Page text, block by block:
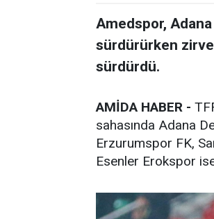
Amedspor,
sürdürürken zirve
sürdürdü.
AMİDA HABER -
sahasında Adana
Erzurumspor FK,
Esenler Erokspor